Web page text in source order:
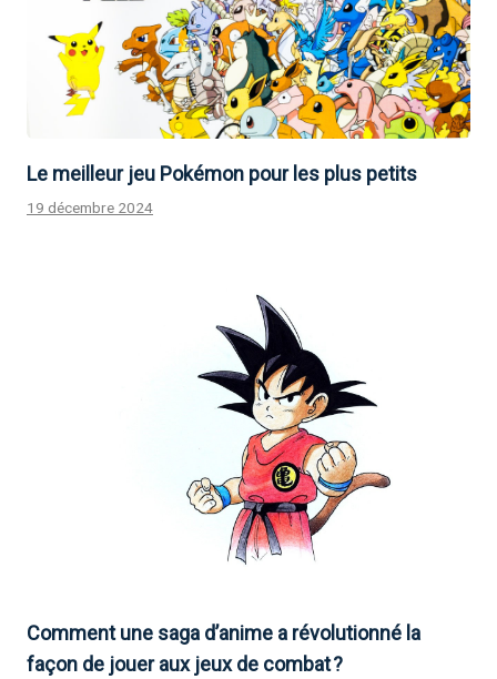
Le meilleur jeu Pokémon pour les plus petits
19 décembre 2024
Comment une saga d’anime a révolutionné la
façon de jouer aux jeux de combat ?